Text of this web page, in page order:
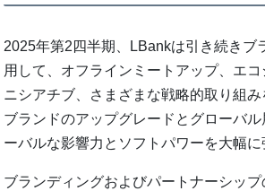
2025年第2四半期、LBankは引き続きブ
用して、オフラインミートアップ、エ
ニシアチブ、さまざまな戦略的取り組
ブランドのアップグレードとグローバ
ーバルな影響力とソフトパワーを大幅に
ブランディングおよびパートナーシッ